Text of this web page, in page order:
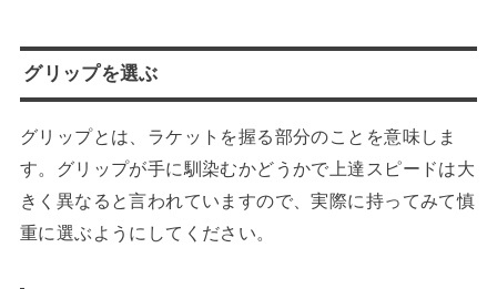
グリップを選ぶ
グリップとは、ラケットを握る部分のことを意味しま
す。グリップが手に馴染むかどうかで上達スピードは大
きく異なると言われていますので、実際に持ってみて慎
重に選ぶようにしてください。